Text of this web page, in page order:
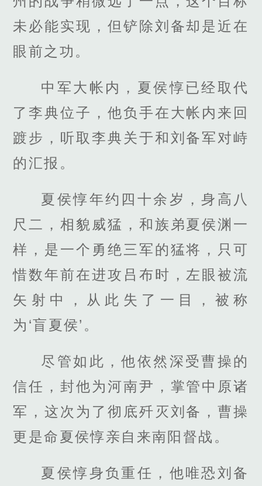
未必能实现，但铲除刘备却是近在
眼前之功。
中军大帐内，夏侯惇已经取代
了李典位子，他负手在大帐内来回
踱步，听取李典关于和刘备军对峙
的汇报。
夏侯惇年约四十余岁，身高八
尺二，相貌威猛，和族弟夏侯渊一
样，是一个勇绝三军的猛将，只可
惜数年前在进攻吕布时，左眼被流
矢射中，从此失了一目，被称
为‘盲夏侯’。
尽管如此，他依然深受曹操的
信任，封他为河南尹，掌管中原诸
军，这次为了彻底歼灭刘备，曹操
更是命夏侯惇亲自来南阳督战。
夏侯惇身负重任，他唯恐刘备